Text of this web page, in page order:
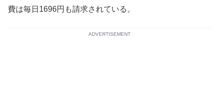
費は毎日1696円も請求されている。
ADVERTISEMENT